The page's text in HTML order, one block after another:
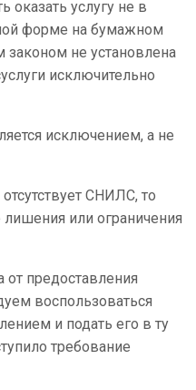
услугу не в
форме на бумажном
не установлена
исключительно
исключением, а не
СНИЛС, то
или ограничения
от предоставления
воспользоваться
и подать его в ту
требование